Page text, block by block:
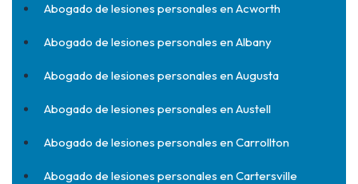
Abogado de lesiones personales en Acworth
Abogado de lesiones personales en Albany
Abogado de lesiones personales en Augusta
Abogado de lesiones personales en Austell
Abogado de lesiones personales en Carrollton
Abogado de lesiones personales en Cartersville